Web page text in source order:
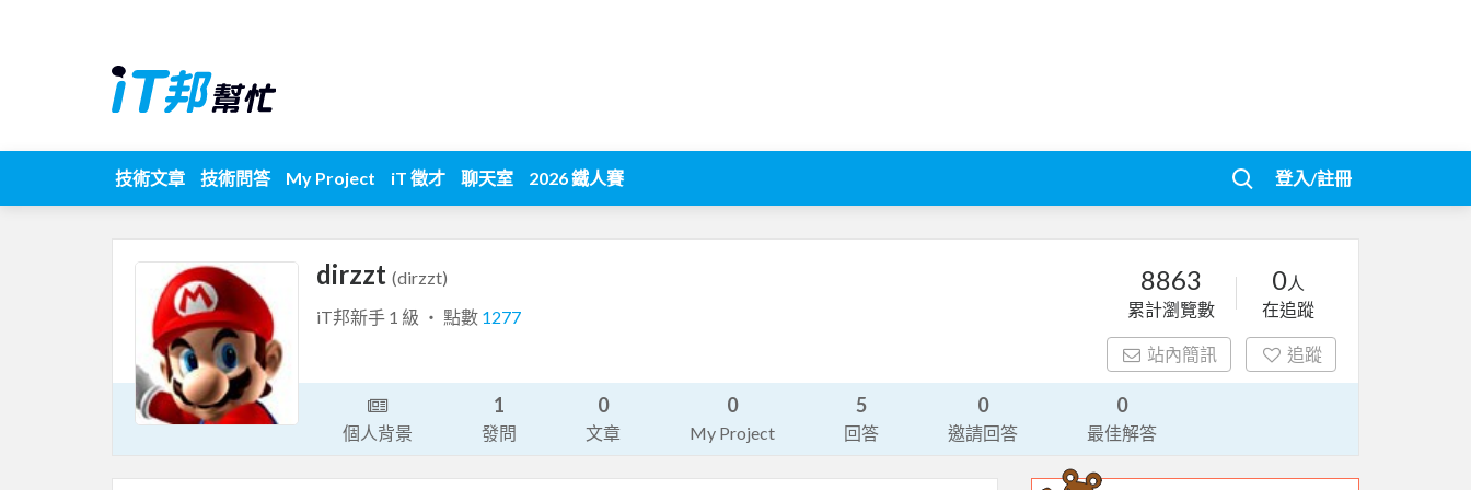
技術文章 技術問答 My Project iT 徵才 聊天室 2026 鐵人賽 登入/註冊
dirzzt (dirzzt)
iT邦新手 1 級 ‧ 點數 1277
8863
累計瀏覽數
0人
在追蹤
站內簡訊 追蹤
個人背景
1
發問
0
文章
0
My Project
5
回答
0
邀請回答
0
最佳解答